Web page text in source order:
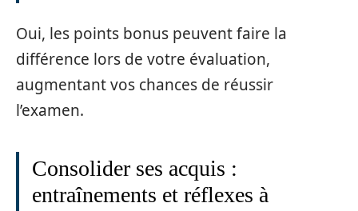
Oui, les points bonus peuvent faire la
différence lors de votre évaluation,
augmentant vos chances de réussir
l’examen.
Consolider ses acquis :
entraînements et réflexes à